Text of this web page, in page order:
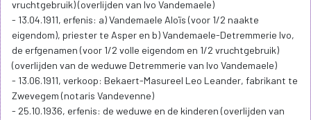
het voorwiel wordt ook het kamwiel van de haverpletter
aangedreven. Aan het vangwiel zijn als specifieke
stormbeveiliging stormkabels gelegd. In de plankenvloer steekt
eveneens een luiluik. Onder de molenkap bevindt zich het luiwerk
met zijn luisas, luiwiel, klauwwiel, wip en lui- en klauwrepen.
Art. 3.1. De beheersdoelstellingen voor het monument zijn:
1° het behoud van de erfgoed-kenmerken en -elementen die de